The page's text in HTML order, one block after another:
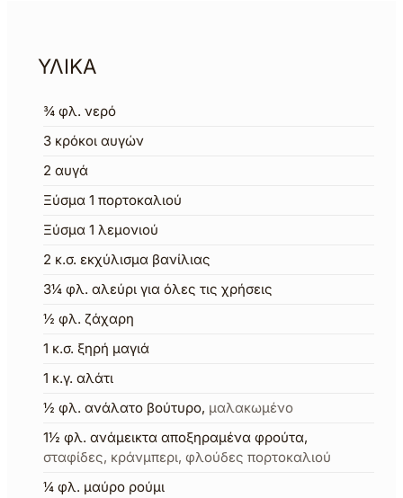
ΥΛΙΚΑ
¾ φλ. νερό
3 κρόκοι αυγών
2 αυγά
Ξύσμα 1 πορτοκαλιού
Ξύσμα 1 λεμονιού
2 κ.σ. εκχύλισμα βανίλιας
3¼ φλ. αλεύρι για όλες τις χρήσεις
½ φλ. ζάχαρη
1 κ.σ. ξηρή μαγιά
1 κ.γ. αλάτι
½ φλ. ανάλατο βούτυρο, μαλακωμένο
1½ φλ. ανάμεικτα αποξηραμένα φρούτα,
σταφίδες, κράνμπερι, φλούδες πορτοκαλιού
¼ φλ. μαύρο ρούμι